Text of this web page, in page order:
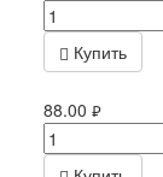
Купить
88.00 руб.